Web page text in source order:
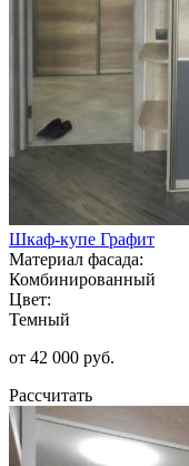
Шкаф-купе Графит
Материал фасада:
Комбинированный
Цвет:
Темный
от 42 000 руб.
Рассчитать